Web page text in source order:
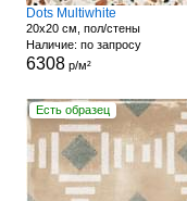
Dots Multiwhite
20x20 см, пол/стены
Наличие: по запросу
6308р/м²
Есть образец